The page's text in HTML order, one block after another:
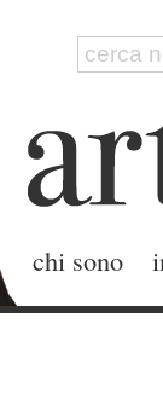
chi sono